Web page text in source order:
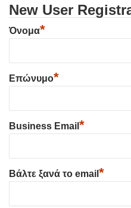
New User
Όνομα*
Επώνυμο*
Business Email *
Βάλτε ξανά το email *